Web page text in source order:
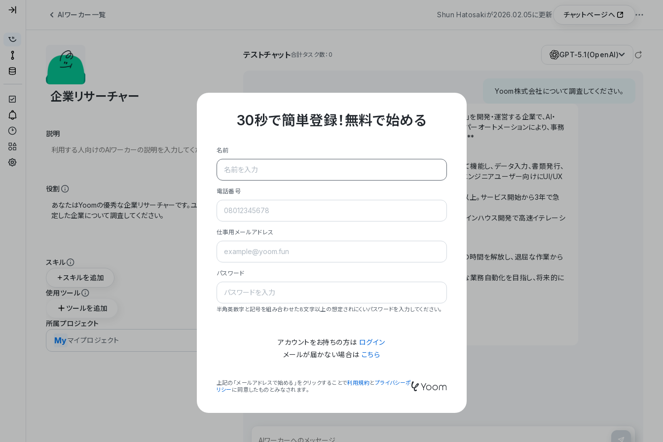
AIワーカー一覧 Shun Hatosakiが2026.02.05に更新 チャットページへ
説明
役割
スキル
スキルを追加
使用ツール
ツールを追加
所属プロジェクト
Myマイプロジェクト
テストチャット合計タスク数：0 GPT-5.1(OpenAI)
Yoom株式会社について調査してください。
**Yoom株式会社は、ビジネスオートメーションSaaS「Yoom」を開発・運営する企業で、AI・
API・RPA・OCRなどの技術をノーコードで組み合わせたハイパーオートメーションにより、事務
作業やデスクワークを自動化するサービスを提供しています。**
- **主力プロダクト「Yoom」**: SaaS連携データベースとして機能し、データ入力、書類発行、
メール対応、請求書処理、日報作成などの業務を自動化。非エンジニアユーザー向けにUI/UX
- **実績**: 国内利用社数20,000社超、直近成長率300%以上。サービス開始から3年で急
- **強み**: すべての自動化技術を1プラットフォームで完結。インハウス開発で高速イテレーシ
- **ミッション**: 「We Make Time」 – テクノロジーで人々の時間を解放し、退屈な作業から
- **ビジョン**: 「Global Business Automation」 – 世界的な業務自動化を目指し、将来的に
### 会社概要
30秒で簡単登録！無料で始める
名前
電話番号
仕事用メールアドレス
パスワード
半角英数字と記号を組み合わせた8文字以上の想定されにくいパスワードを入力してください。
アカウントをお持ちの方は ログイン
メールが届かない場合は こちら
上記の「メールアドレスで始める」をクリックすることで利用規約とプライバシーポ
リシー に同意したものとみなされます。